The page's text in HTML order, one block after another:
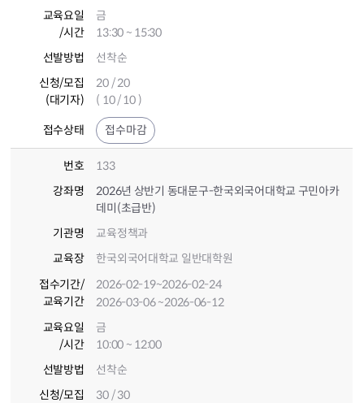
교육요일
/시간
금
13:30 ~ 15:30
선발방법
선착순
신청/모집
(대기자)
20 / 20
( 10 / 10 )
접수상태 접수마감
번호
133
강좌명
2026년 상반기 동대문구-한국외국어대학교 구민아카
데미(초급반)
기관명
교육정책과
교육장
한국외국어대학교 일반대학원
접수기간/
교육기간
2026-02-19~2026-02-24
2026-03-06~2026-06-12
교육요일
/시간
금
10:00 ~ 12:00
선발방법
선착순
신청/모집
30 / 30